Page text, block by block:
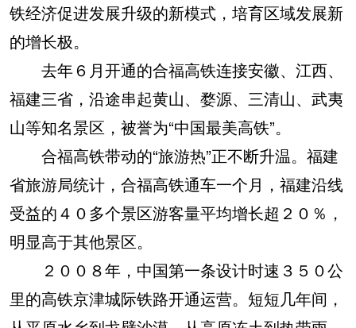
铁经济促进发展升级的新模式，培育区域发展新
的增长极。
去年６月开通的合福高铁连接安徽、江西、
福建三省，沿途串起黄山、婺源、三清山、武夷
山等知名景区，被誉为“中国最美高铁”。
合福高铁带动的“旅游热”正不断升温。福建
省旅游局统计，合福高铁通车一个月，福建沿线
受益的４０多个景区游客量平均增长超２０％，
明显高于其他景区。
２００８年，中国第一条设计时速３５０公
里的高铁京津城际铁路开通运营。短短几年间，